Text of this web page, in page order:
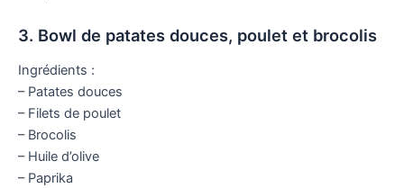
3. Bowl de patates douces, poulet et brocolis
Ingrédients :
– Patates douces
– Filets de poulet
– Brocolis
– Huile d’olive
– Paprika